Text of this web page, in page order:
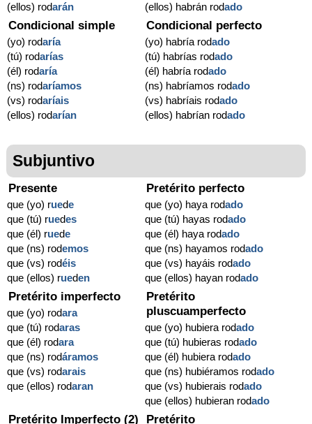
(ellos) rodarán
(ellos) habrán rodado
Condicional simple
(yo) rodaría
(tú) rodarías
(él) rodaría
(ns) rodaríamos
(vs) rodaríais
(ellos) rodarían
Condicional perfecto
(yo) habría rodado
(tú) habrías rodado
(él) habría rodado
(ns) habríamos rodado
(vs) habríais rodado
(ellos) habrían rodado
Subjuntivo
Presente
que (yo) ruede
que (tú) ruedes
que (él) ruede
que (ns) rodemos
que (vs) rodéis
que (ellos) rueden
Pretérito perfecto
que (yo) haya rodado
que (tú) hayas rodado
que (él) haya rodado
que (ns) hayamos rodado
que (vs) hayáis rodado
que (ellos) hayan rodado
Pretérito imperfecto
que (yo) rodara
que (tú) rodaras
que (él) rodara
que (ns) rodáramos
que (vs) rodarais
que (ellos) rodaran
Pretérito
pluscuamperfecto
que (yo) hubiera rodado
que (tú) hubieras rodado
que (él) hubiera rodado
que (ns) hubiéramos rodado
que (vs) hubierais rodado
que (ellos) hubieran rodado
Pretérito Imperfecto (2) Pretérito